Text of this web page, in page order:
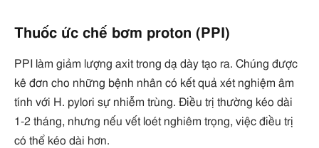
Thuốc ức chế bơm proton (PPI)
PPI làm giảm lượng axit trong dạ dày tạo ra. Chúng được
kê đơn cho những bệnh nhân có kết quả xét nghiệm âm
tính với H. pylori sự nhiễm trùng. Điều trị thường kéo dài
1-2 tháng, nhưng nếu vết loét nghiêm trọng, việc điều trị
có thể kéo dài hơn.